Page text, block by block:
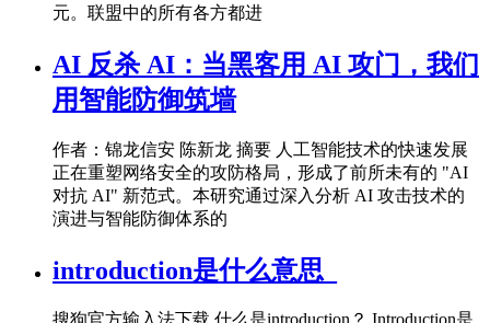
元。联盟中的所有各方都进
AI 反杀 AI：当黑客用 AI 攻门，我们
用智能防御筑墙
作者：锦龙信安 陈新龙 摘要 人工智能技术的快速发展
正在重塑网络安全的攻防格局，形成了前所未有的 "AI
对抗 AI" 新范式。本研究通过深入分析 AI 攻击技术的
演进与智能防御体系的
introduction是什么意思_